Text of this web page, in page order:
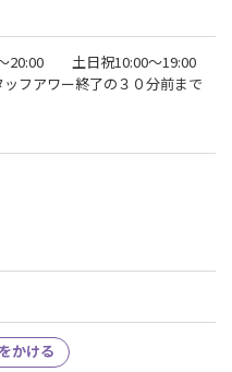
20:00 土日祝10:00〜19:00
フアワー終了の３０分前まで
かける